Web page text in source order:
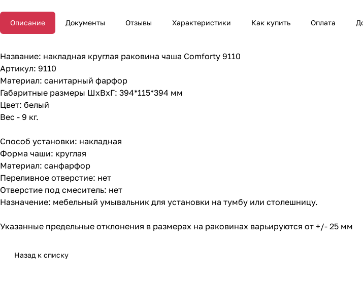
Описание Документы Отзывы Характеристики Как купить Оплата
Название: накладная круглая раковина чаша Comforty 9110
Артикул: 9110
Материал: санитарный фарфор
Габаритные размеры ШхВхГ: 394*115*394 мм
Цвет: белый
Вес - 9 кг.
Способ установки: накладная
Форма чаши: круглая
Материал: санфарфор
Переливное отверстие: нет
Отверстие под смеситель: нет
Назначение: мебельный умывальник для установки на тумбу или столешницу.
Указанные предельные отклонения в размерах на раковинах варьируются от +/- 25 мм
Назад к списку